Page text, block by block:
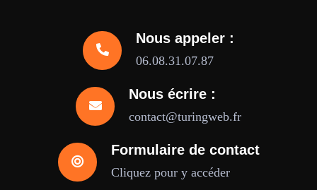
Nous appeler :
06.08.31.07.87
Nous écrire :
contact@turingweb.fr
Formulaire de contact
Cliquez pour y accéder